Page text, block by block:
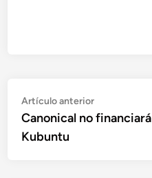
Navegación
de
entradas
Artículo anteriorArtículo
anterior:
Canonical no financiará
Kubuntu